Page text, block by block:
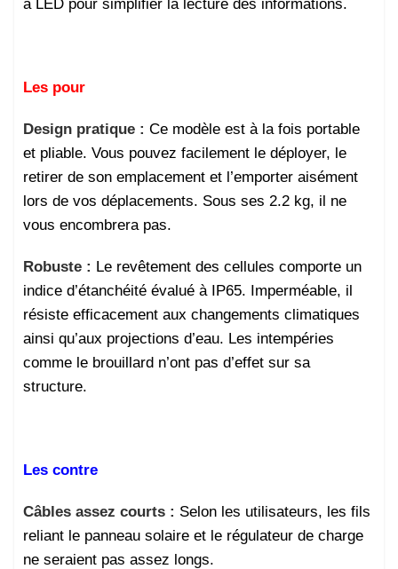
à LED pour simplifier la lecture des informations.
Les pour
Design pratique : Ce modèle est à la fois portable
et pliable. Vous pouvez facilement le déployer, le
retirer de son emplacement et l’emporter aisément
lors de vos déplacements. Sous ses 2.2 kg, il ne
vous encombrera pas.
Robuste : Le revêtement des cellules comporte un
indice d’étanchéité évalué à IP65. Imperméable, il
résiste efficacement aux changements climatiques
ainsi qu’aux projections d’eau. Les intempéries
comme le brouillard n’ont pas d’effet sur sa
structure.
Les contre
Câbles assez courts : Selon les utilisateurs, les fils
reliant le panneau solaire et le régulateur de charge
ne seraient pas assez longs.